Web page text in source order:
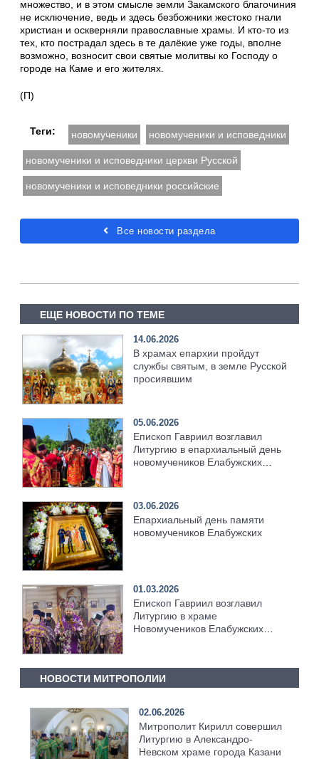
множество, и в этом смысле земли Закамского благочиния
не исключение, ведь и здесь безбожники жестоко гнали
христиан и оскверняли православные храмы. И кто-то из
тех, кто пострадал здесь в те далёкие уже годы, вполне
возможно, возносит свои святые молитвы ко Господу о
городе на Каме и его жителях.
(П)
Теги: новомученики новомученики и исповедники
новомученики и исповедники церкви Русской
новомученики и исповедники российские
Все новости раздела
ЕЩЕ НОВОСТИ ПО ТЕМЕ
14.06.2026
В храмах епархии пройдут
службы святым, в земле Русской
просиявшим
05.06.2026
Епископ Гавриил возглавил
Литургию в епархиальный день
новомучеников Елабужских
03.06.2026
Епархиальный день памяти
новомучеников Елабужских
01.03.2026
Епископ Гавриил возглавил
Литургию в храме
Новомучеников Елабужских
НОВОСТИ МИТРОПОЛИИ
02.06.2026
Митрополит Кирилл совершил
Литургию в Александро-
Невском храме города Казани